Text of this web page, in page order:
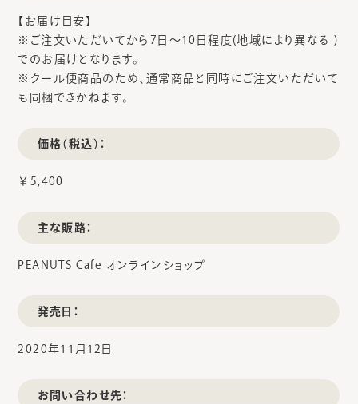
【お届け目安】
※ご注⽂いただいてから7⽇～10⽇程度(地域により異なる )
でのお届けとなります。
※クール便商品のため、通常商品と同時にご注⽂いただいて
も同梱できかねます。
価格（税込）：
￥5,400
主な販路：
PEANUTS Cafe オンラインショップ
発売日：
2020年11月12日
お問い合わせ先：